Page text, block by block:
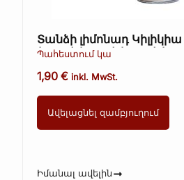
Տանձի լիմոնադ Կիլիկիա
(Kopie) (Kopie) (Kopie)
Պահեստում կա
1,90€ inkl. MwSt.
Ավելացնել զամբյուղում
Իմանալ ավելին